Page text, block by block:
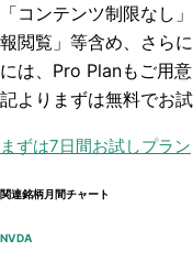
「コンテンツ制限なし
報閲覧」 等含め、さら
には、Pro Planもご用
記よりまずは無料でお試
まずは7日間お試しプラン
関連銘柄月間チャート
NVDA